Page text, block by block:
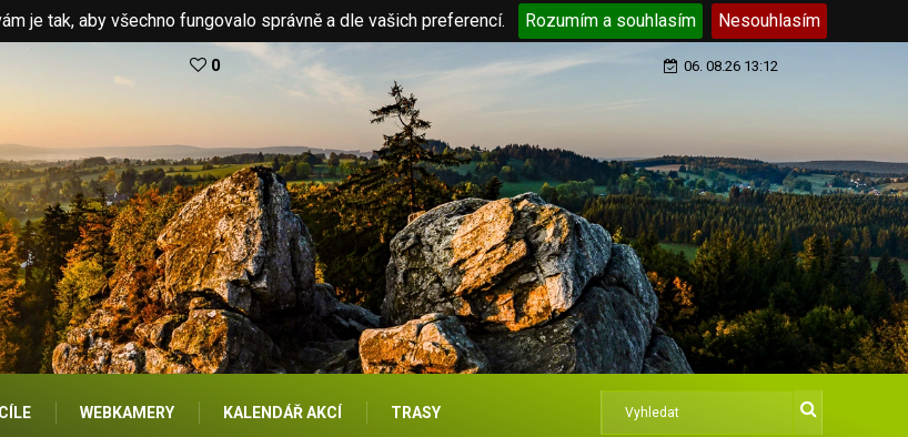
je tak, aby všechno fungovalo správně a dle vašich preferencí. Rozumím a souhlasím Nesouhlasím
0 06. 08.26 13:12
WEBKAMERY KALENDÁŘ AKCÍ TRASY